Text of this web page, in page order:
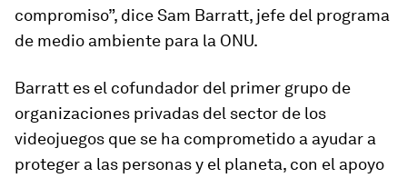
compromiso”, dice Sam Barratt, jefe del programa
de medio ambiente para la ONU.
Barratt es el cofundador del primer grupo de
organizaciones privadas del sector de los
videojuegos que se ha comprometido a ayudar a
proteger a las personas y el planeta, con el apoyo